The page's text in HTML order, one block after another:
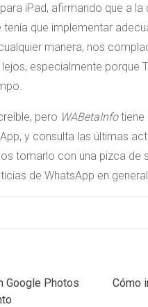
iPad, afirmando que a
que implementar
manera, nos
especialmente porque
pero WABetaInfotiene
y consulta las últimas
tomarlo con una pizca de
de WhatsApp en
Google Photos
Cómo